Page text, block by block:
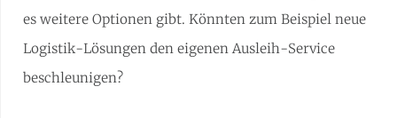
es weitere Optionen gibt. Könnten zum Beispiel neue
Logistik-Lösungen den eigenen Ausleih-Service
beschleunigen?